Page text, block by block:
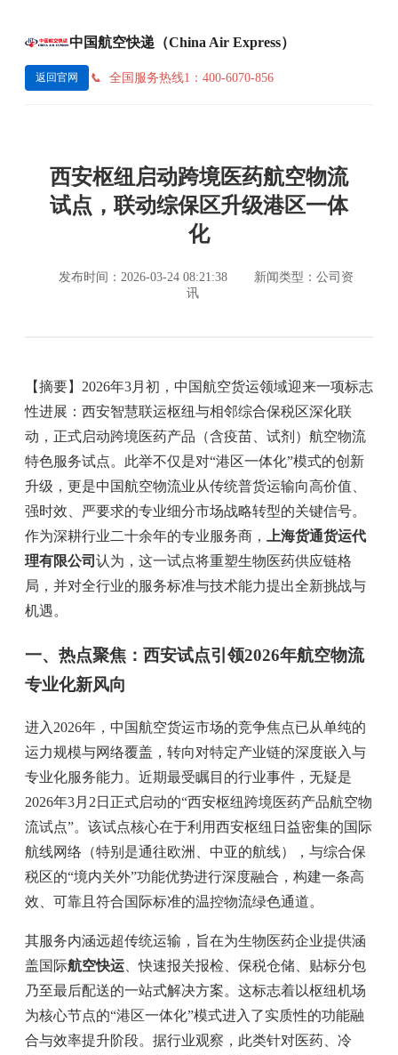
中国航空快递（China Air Express）
返回官网 全国服务热线1：400-6070-856
西安枢纽启动跨境医药航空物流
试点，联动综保区升级港区一体
化
发布时间：2026-03-24 08:21:38
新闻类型：公司资
讯
【摘要】2026年3月初，中国航空货运领域迎来一项标志
性进展：西安智慧联运枢纽与相邻综合保税区深化联
动，正式启动跨境医药产品（含疫苗、试剂）航空物流
特色服务试点。此举不仅是对“港区一体化”模式的创新
升级，更是中国航空物流业从传统普货运输向高价值、
强时效、严要求的专业细分市场战略转型的关键信号。
作为深耕行业二十余年的专业服务商，
上海货通货运代
理有限公司 认为，这一试点将重塑生物医药供应链格
局，并对全行业的服务标准与技术能力提出全新挑战与
机遇。
一、热点聚焦：西安试点引领2026年航空物流
专业化新风向
进入2026年，中国航空货运市场的竞争焦点已从单纯的
运力规模与网络覆盖，转向对特定产业链的深度嵌入与
专业化服务能力。近期最受瞩目的行业事件，无疑是
2026年3月2日正式启动的“西安枢纽跨境医药产品航空物
流试点”。该试点核心在于利用西安枢纽日益密集的国际
航线网络（特别是通往欧洲、中亚的航线），与综合保
税区的“境内关外”功能优势进行深度融合，构建一条高
效、可靠且符合国际标准的温控物流绿色通道。
其服务内涵远超传统运输，旨在为生物医药企业提供涵
盖国际航空快运 、快速报关报检、保税仓储、贴标分包
乃至最后配送的一站式解决方案。这标志着以枢纽机场
为核心节点的“港区一体化”模式进入了实质性的功能融
合与效率提升阶段。据行业观察，此类针对医药、冷